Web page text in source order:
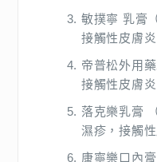
敏撲寧 乳膏
接觸性皮膚
帝普松外用
接觸性皮膚
落克樂乳膏
濕疹，接觸
康寧樂口內